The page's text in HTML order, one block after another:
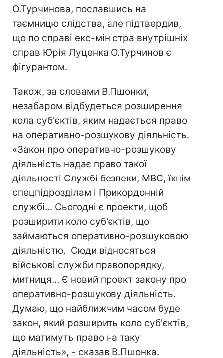
О.Турчинова, пославшись на
таємницю слідства, але підтвердив,
що по справі екс-міністра внутрішніх
справ Юрія Луценка О.Турчинов є
фігурантом.
Також, за словами В.Пшонки,
незабаром відбудеться розширення
кола суб'єктів, яким надається право
на оперативно-розшукову діяльність.
«Закон про оперативно-розшукову
діяльність надає право такої
діяльності Службі безпеки, МВС, їхнім
спецпідрозділам і Прикордонній
службі... Сьогодні є проекти, щоб
розширити коло суб'єктів, що
займаються оперативно-розшуковою
діяльністю. Сюди відносяться
військові служби правопорядку,
митниця... Є новий проект закону про
оперативно-розшукову діяльність.
Думаю, що найближчим часом буде
закон, який розширить коло суб'єктів,
що матимуть право на таку
діяльність», - сказав В.Пшонка.